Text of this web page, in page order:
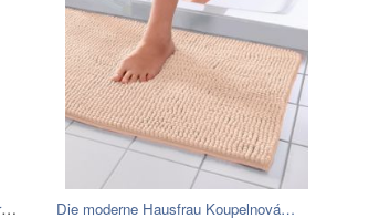
BO-MA, Koupelnová předložka Ella micro… Die moderne Hausfrau Koupelnová…